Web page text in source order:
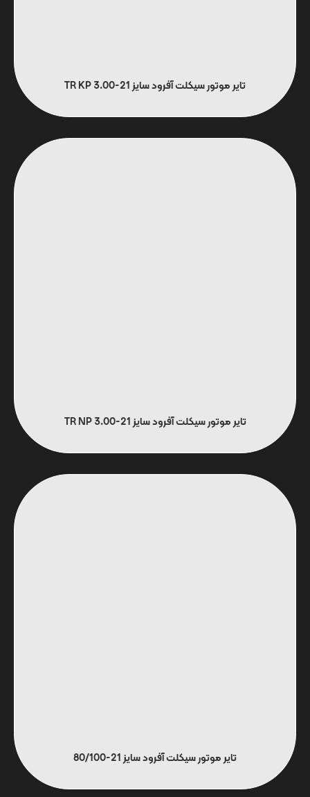
تایر موتور سیکلت آفرود سایز 21-3.00 TR KP
تایر موتور سیکلت آفرود سایز 21-3.00 TR NP
تایر موتور سیکلت آفرود سایز 21-80/100